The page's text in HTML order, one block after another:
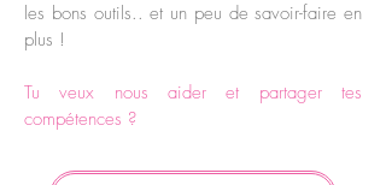
les bons outils.. et un peu de savoir-faire en
plus !
Tu veux nous aider et partager tes
compétences ?